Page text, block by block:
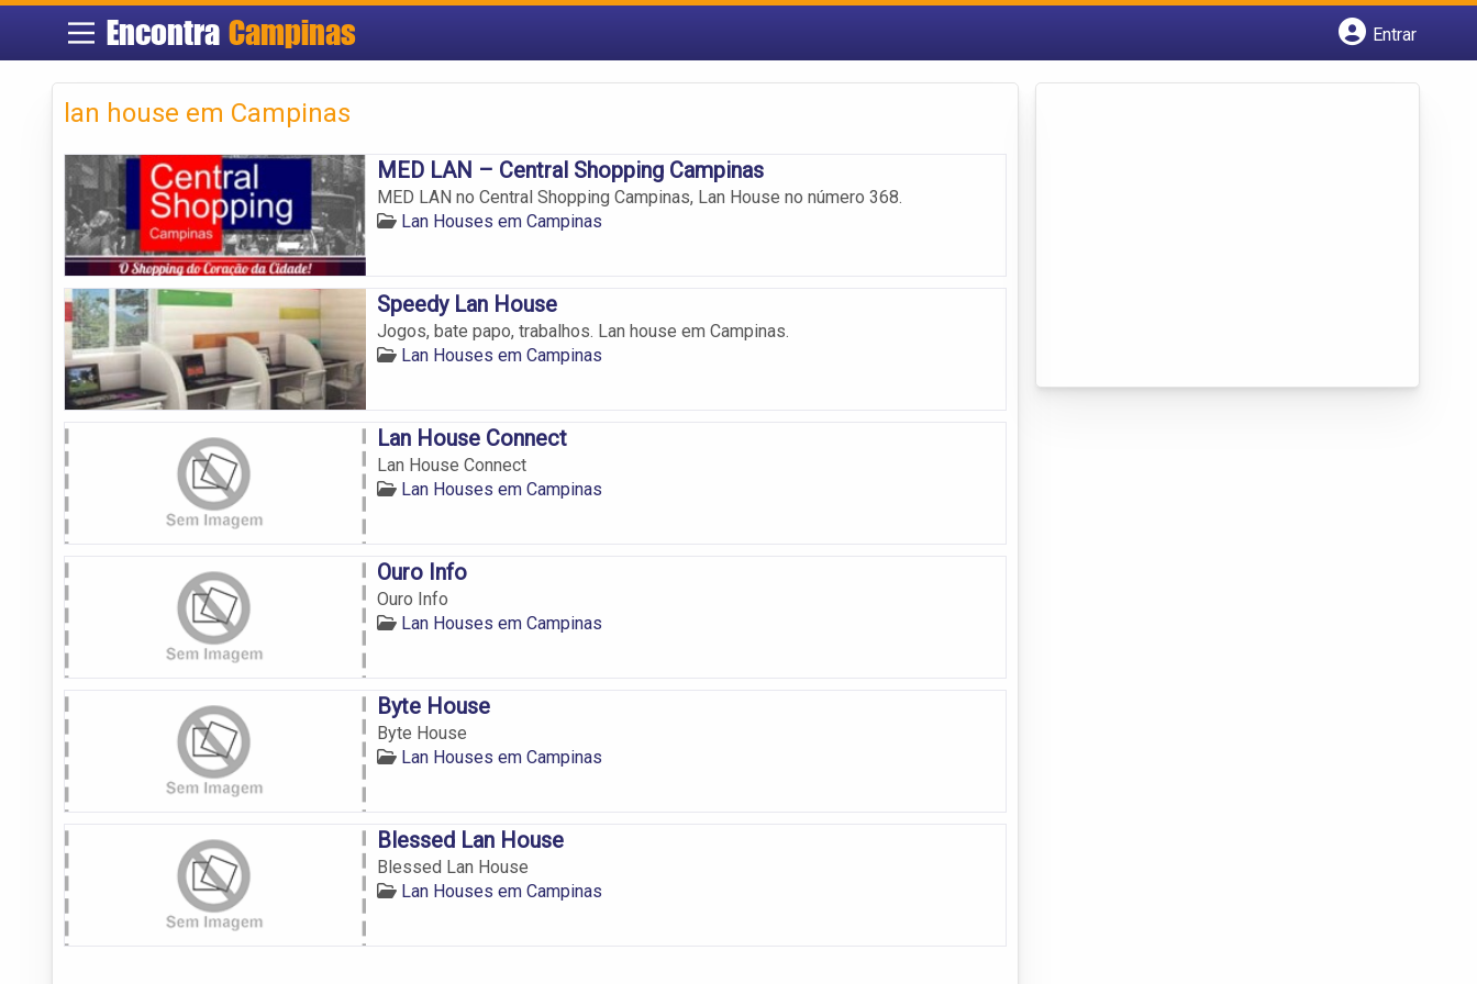
EncontraCampinas
Entrar
lan house em Campinas
MED LAN – Central Shopping Campinas
MED LAN no Central Shopping Campinas, Lan House no número 368.
Lan Houses em Campinas
Speedy Lan House
Jogos, bate papo, trabalhos. Lan house em Campinas.
Lan Houses em Campinas
Lan House Connect
Lan House Connect
Lan Houses em Campinas
Ouro Info
Ouro Info
Lan Houses em Campinas
Byte House
Byte House
Lan Houses em Campinas
Blessed Lan House
Blessed Lan House
Lan Houses em Campinas